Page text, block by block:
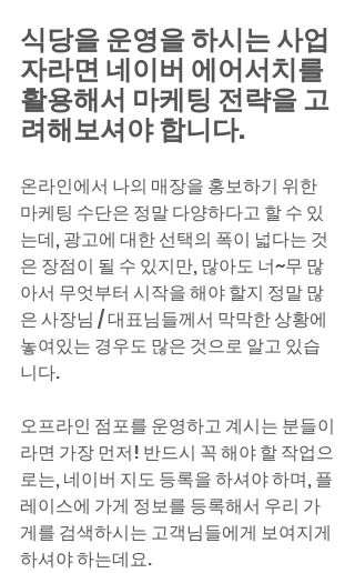
식당을 운영을 하시는 사업
자라면 네이버 에어서치를
활용해서 마케팅 전략을 고
려해보셔야 합니다.
온라인에서 나의 매장을 홍보하기 위한
마케팅 수단은 정말 다양하다고 할 수 있
는데, 광고에 대한 선택의 폭이 넓다는 것
은 장점이 될 수 있지만, 많아도 너~무 많
아서 무엇부터 시작을 해야 할지 정말 많
은 사장님 / 대표님들께서 막막한 상황에
놓여있는 경우도 많은 것으로 알고 있습
니다.
오프라인 점포를 운영하고 계시는 분들이
라면 가장 먼저! 반드시 꼭 해야 할 작업으
로는, 네이버 지도 등록을 하셔야 하며, 플
레이스에 가게 정보를 등록해서 우리 가
게를 검색하시는 고객님들에게 보여지게
하셔야 하는데요.